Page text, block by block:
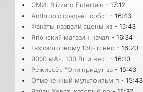
СМИ: Blizzard Entertain - 17:12
Anthropic создаёт собст - 16:43
Фанаты назвали сцены из - 16:43
Японский магазин начал - 16:34
Газомоторному 130-тонно - 16:20
9000 мАч, 100 Вт и нест - 16:10
Режиссёр "Они придут за - 15:43
Отмененный мультфильм п - 15:43